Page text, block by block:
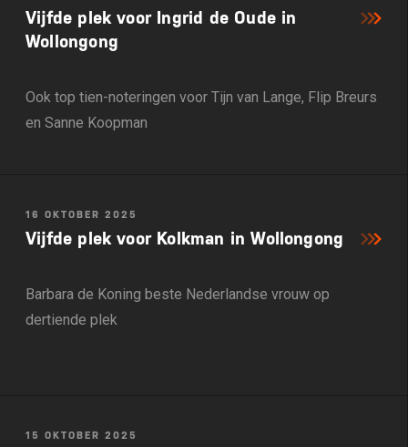
Vijfde plek voor Ingrid de Oude in
Wollongong
Ook top tien-noteringen voor Tijn van Lange, Flip Breurs
en Sanne Koopman
16 OKTOBER 2025
Vijfde plek voor Kolkman in Wollongong
Barbara de Koning beste Nederlandse vrouw op
dertiende plek
15 OKTOBER 2025